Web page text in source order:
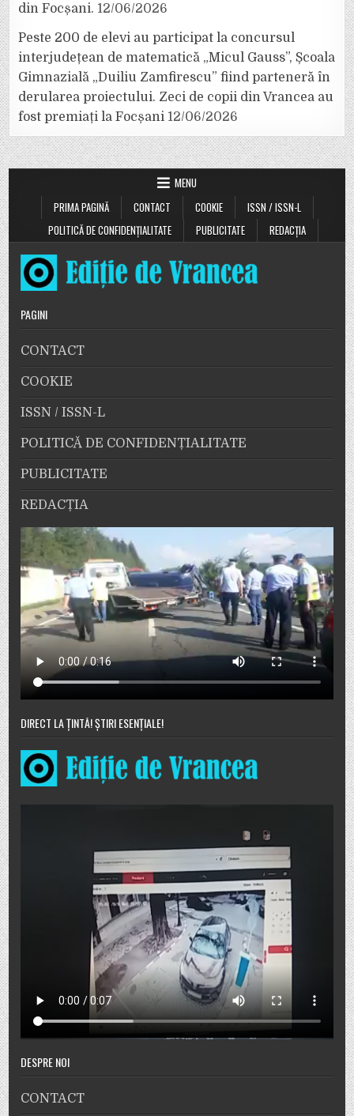
din Focșani. 12/06/2026
Peste 200 de elevi au participat la concursul
interjudețean de matematică „Micul Gauss”, Școala
Gimnazială „Duiliu Zamfirescu” fiind parteneră în
derularea proiectului. Zeci de copii din Vrancea au
fost premiați la Focșani 12/06/2026
MENU
PRIMA PAGINĂ
CONTACT COOKIE
ISSN / ISSN-L
POLITICĂ DE CONFIDENȚIALITATE
PUBLICITATE REDACȚIA
PAGINI
CONTACT
COOKIE
ISSN / ISSN-L
POLITICĂ DE CONFIDENȚIALITATE
PUBLICITATE
REDACȚIA
DIRECT LA ȚINTĂ! ȘTIRI ESENȚIALE!
DESPRE NOI
CONTACT